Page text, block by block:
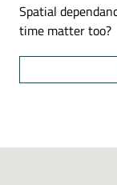
Spatial
time matter too?